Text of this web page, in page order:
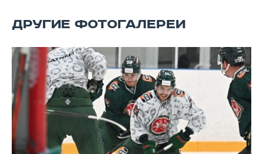
ХОККЕЙ С МЯЧОМ
ПРОИСШЕСТВИЯ
ДРУГИЕ ФОТОГАЛЕРЕИ